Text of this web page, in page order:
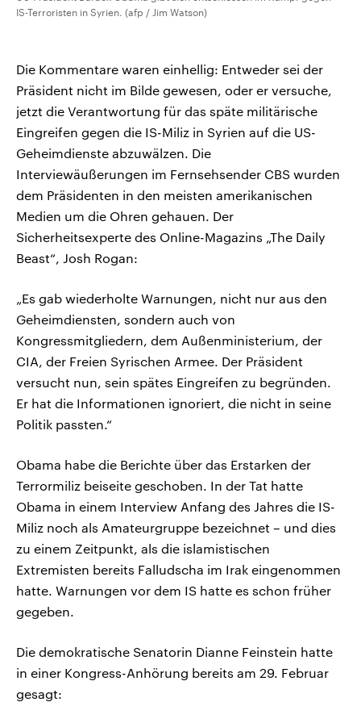
IS-Terroristen in Syrien. (afp / Jim Watson)
Die Kommentare waren einhellig: Entweder sei der
Präsident nicht im Bilde gewesen, oder er versuche,
jetzt die Verantwortung für das späte militärische
Eingreifen gegen die IS-Miliz in Syrien auf die US-
Geheimdienste abzuwälzen. Die
Interviewäußerungen im Fernsehsender CBS wurden
dem Präsidenten in den meisten amerikanischen
Medien um die Ohren gehauen. Der
Sicherheitsexperte des Online-Magazins „The Daily
Beast“, Josh Rogan:
„Es gab wiederholte Warnungen, nicht nur aus den
Geheimdiensten, sondern auch von
Kongressmitgliedern, dem Außenministerium, der
CIA, der Freien Syrischen Armee. Der Präsident
versucht nun, sein spätes Eingreifen zu begründen.
Er hat die Informationen ignoriert, die nicht in seine
Politik passten.“
Obama habe die Berichte über das Erstarken der
Terrormiliz beiseite geschoben. In der Tat hatte
Obama in einem Interview Anfang des Jahres die IS-
Miliz noch als Amateurgruppe bezeichnet – und dies
zu einem Zeitpunkt, als die islamistischen
Extremisten bereits Falludscha im Irak eingenommen
hatte. Warnungen vor dem IS hatte es schon früher
gegeben.
Die demokratische Senatorin Dianne Feinstein hatte
in einer Kongress-Anhörung bereits am 29. Februar
gesagt: